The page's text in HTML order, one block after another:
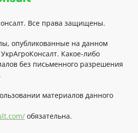
Все права защищены.
опубликованные на данном
Какое-либо
без письменного разрешения
материалов данного
обязательна.